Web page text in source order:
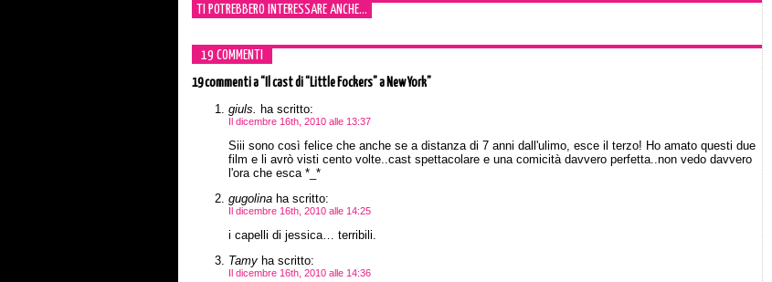
TI POTREBBERO INTERESSARE ANCHE...
19 COMMENTI
19 commentia “Il cast di “Little Fockers” a New York”
giuls. ha scritto:
Il dicembre 16th, 2010 alle 13:37
Siii sono così felice che anche se a distanza di 7 anni dall'ulimo, esce il terzo! Ho amato questi due
film e li avrò visti cento volte..cast spettacolare e una comicità davvero perfetta..non vedo davvero
l'ora che esca *_*
gugolinaha scritto:
Il dicembre 16th, 2010 alle 14:25
i capelli di jessica… terribili.
Tamyha scritto:
Il dicembre 16th, 2010 alle 14:36